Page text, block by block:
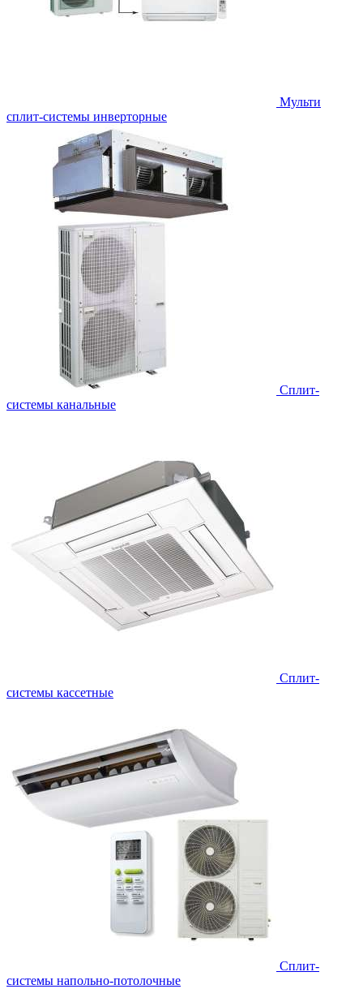
Мульти
сплит-системы инверторные
Сплит-
системы канальные
Сплит-
системы кассетные
Сплит-
системы напольно-потолочные